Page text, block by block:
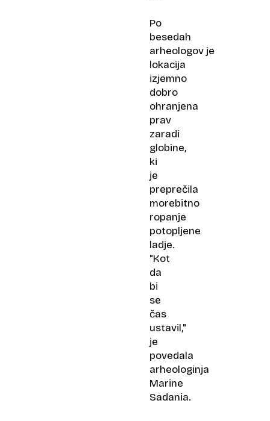
Po
besedah
arheologov je
lokacija
izjemno
dobro
ohranjena
prav
zaradi
globine,
ki
je
preprečila
morebitno
ropanje
potopljene
ladje.
"Kot
da
bi
se
čas
ustavil,"
je
povedala
arheologinja
Marine
Sadania.